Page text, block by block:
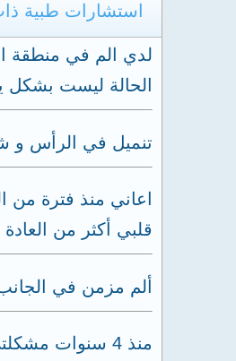
استشارات طبية
لدي الم في منطقة
الحالة ليست بشكل
تنميل في الرأس و
اعاني منذ فترة
قلبي أكثر من العادة
ألم مزمن في
منذ 4 سنوات